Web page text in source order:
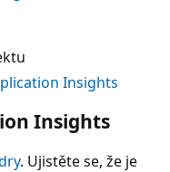
Insights
Insights
. Ujistěte se, že je